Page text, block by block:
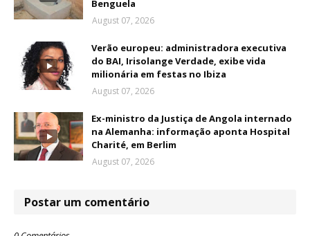
Benguela
August 07, 2026
Verão europeu: administradora executiva
do BAI, Irisolange Verdade, exibe vida
milionária em festas no Ibiza
August 07, 2026
Ex-ministro da Justiça de Angola internado
na Alemanha: informação aponta Hospital
Charité, em Berlim
August 07, 2026
Postar um comentário